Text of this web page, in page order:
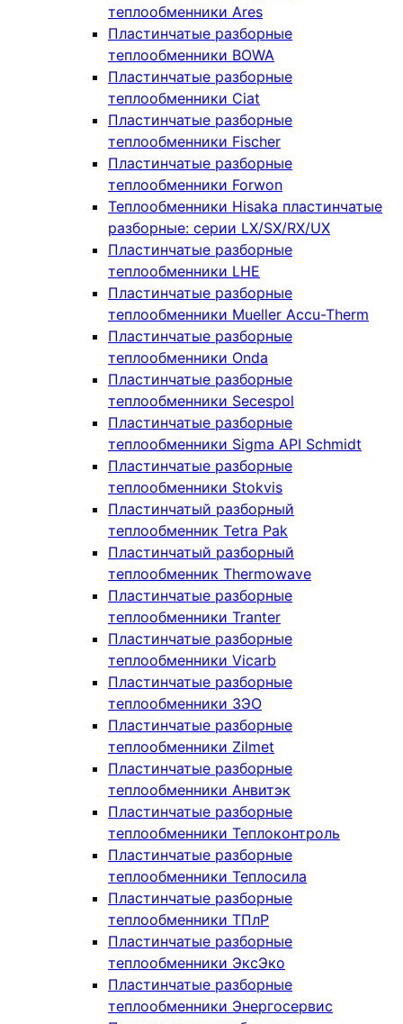
теплообменники Ares
Пластинчатые разборные
теплообменники BOWA
Пластинчатые разборные
теплообменники Ciat
Пластинчатые разборные
теплообменники Fischer
Пластинчатые разборные
теплообменники Forwon
Теплообменники Hisaka пластинчатые
разборные: серии LX/SX/RX/UX
Пластинчатые разборные
теплообменники LHE
Пластинчатые разборные
теплообменники Mueller Accu-Therm
Пластинчатые разборные
теплообменники Onda
Пластинчатые разборные
теплообменники Secespol
Пластинчатые разборные
теплообменники Sigma API Schmidt
Пластинчатые разборные
теплообменники Stokvis
Пластинчатый разборный
теплообменник Tetra Pak
Пластинчатый разборный
теплообменник Thermowave
Пластинчатые разборные
теплообменники Tranter
Пластинчатые разборные
теплообменники Vicarb
Пластинчатые разборные
теплообменники ЗЭО
Пластинчатые разборные
теплообменники Zilmet
Пластинчатые разборные
теплообменники Анвитэк
Пластинчатые разборные
теплообменники Теплоконтроль
Пластинчатые разборные
теплообменники Теплосила
Пластинчатые разборные
теплообменники ТПлР
Пластинчатые разборные
теплообменники ЭксЭко
Пластинчатые разборные
теплообменники Энергосервис